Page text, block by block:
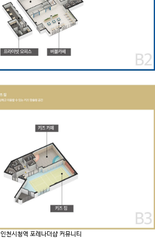
인천시청역 포레나더샵 커뮤니티